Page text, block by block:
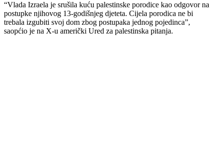
“Vlada Izraela je srušila kuću palestinske porodice kao odgovor na
postupke njihovog 13-godišnjeg djeteta. Cijela porodica ne bi
trebala izgubiti svoj dom zbog postupaka jednog pojedinca”,
saopćio je na X-u američki Ured za palestinska pitanja.